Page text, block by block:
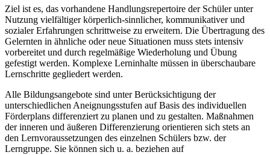
Ziel ist es, das vorhandene Handlungsrepertoire der Schüler unter
Nutzung vielfältiger körperlich-sinnlicher, kommunikativer und
sozialer Erfahrungen schrittweise zu erweitern. Die Übertragung des
Gelernten in ähnliche oder neue Situationen muss stets intensiv
vorbereitet und durch regelmäßige Wiederholung und Übung
gefestigt werden. Komplexe Lerninhalte müssen in überschaubare
Lernschritte gegliedert werden.
Alle Bildungsangebote sind unter Berücksichtigung der
unterschiedlichen Aneignungsstufen auf Basis des individuellen
Förderplans differenziert zu planen und zu gestalten. Maßnahmen
der inneren und äußeren Differenzierung orientieren sich stets an
den Lernvoraussetzungen des einzelnen Schülers bzw. der
Lerngruppe. Sie können sich u. a. beziehen auf